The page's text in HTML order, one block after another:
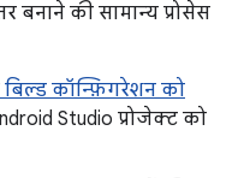
बनाने की सामान्य प्रोसेस
कॉन्फ़िगरेशन को
Studio प्रोजेक्ट को